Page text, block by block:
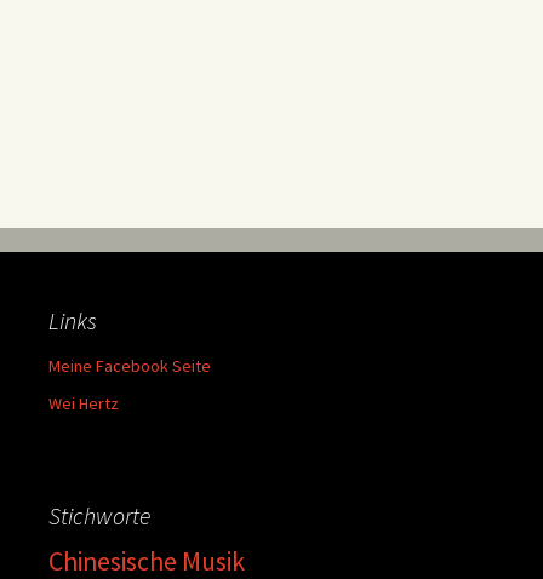
Links
Meine Facebook Seite
Wei Hertz
Stichworte
Chinesische Musik